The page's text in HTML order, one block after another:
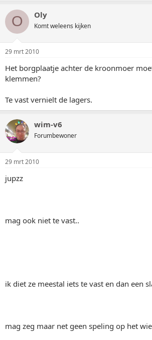
O Oly
Komt weleens kijken
29 mrt 2010
Het borgplaatje achter de kroonmoer
klemmen?
Te vast vernielt de lagers.
wim-v6
Forumbewoner
29 mrt 2010
jupzz
mag ook niet te vast..
ik diet ze meestal iets te vast en dan een
mag zeg maar net geen speling op het